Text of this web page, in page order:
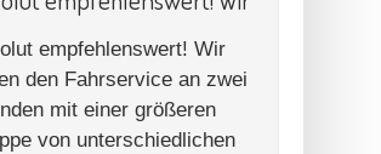
empfehlenswert! Wir
den Fahrservice an zwei
mit einer größeren
von unterschiedlichen